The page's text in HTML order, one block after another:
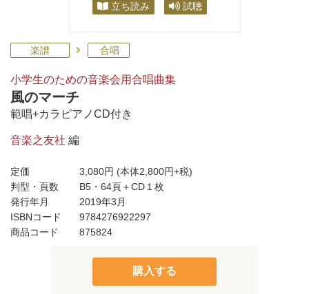
立ち読み 試聴
楽譜 合唱
小学生のための音楽会用合唱曲集
風のマーチ
範唱+カラピアノCD付き
音楽之友社 編
定価 3,080円 (本体2,800円+税)
判型・頁数
B5・64頁＋CD１枚
発行年月
2019年3月
ISBNコード
9784276922297
商品コード
875824
購入する